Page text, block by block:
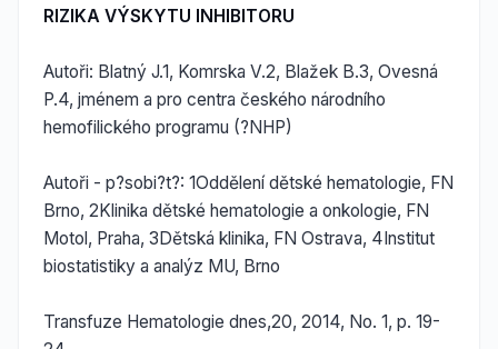
RIZIKA VÝSKYTU INHIBITORU
Autoři: Blatný J.1, Komrska V.2, Blažek B.3, Ovesná
P.4, jménem a pro centra českého národního
hemofilického programu (?NHP)
Autoři - p?sobi?t?: 1Oddělení dětské hematologie, FN
Brno, 2Klinika dětské hematologie a onkologie, FN
Motol, Praha, 3Dětská klinika, FN Ostrava, 4Institut
biostatistiky a analýz MU, Brno
Transfuze Hematologie dnes,20, 2014, No. 1, p. 19-